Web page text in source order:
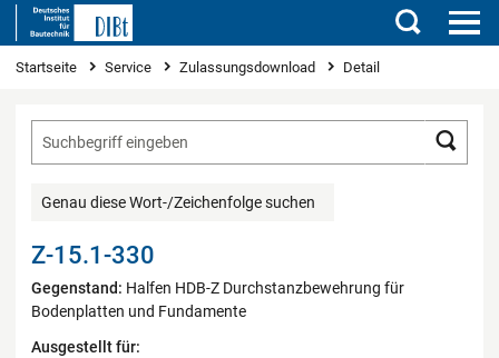
Suchen
Sie sind hier
Startseite Service Zulassungsdownload Detail
Genau diese Wort-/Zeichenfolge suchen
Z-15.1-330
Gegenstand: Halfen HDB-Z Durchstanzbewehrung für
Bodenplatten und Fundamente
Ausgestellt für: